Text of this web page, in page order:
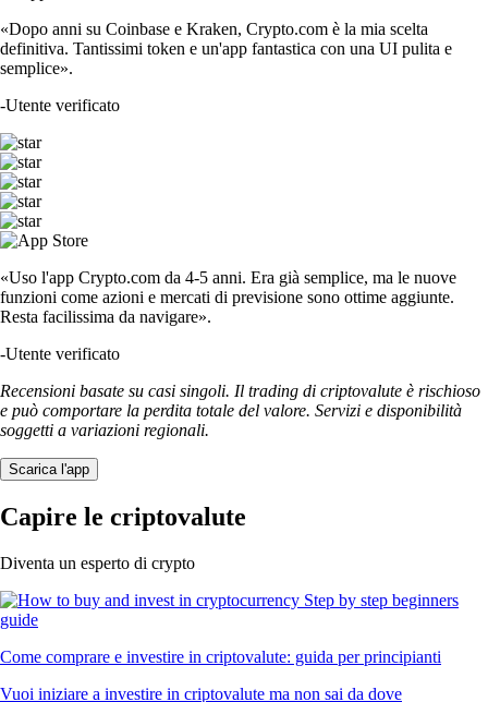
«Dopo anni su Coinbase e Kraken, Crypto.com è la mia scelta
definitiva. Tantissimi token e un'app fantastica con una UI pulita e
semplice».
-Utente verificato
«Uso l'app Crypto.com da 4-5 anni. Era già semplice, ma le nuove
funzioni come azioni e mercati di previsione sono ottime aggiunte.
Resta facilissima da navigare».
-Utente verificato
Recensioni basate su casi singoli. Il trading di criptovalute è rischioso
e può comportare la perdita totale del valore. Servizi e disponibilità
soggetti a variazioni regionali.
Scarica l'app
Capire le criptovalute
Diventa un esperto di crypto
Come comprare e investire in criptovalute: guida per principianti
Vuoi iniziare a investire in criptovalute ma non sai da dove